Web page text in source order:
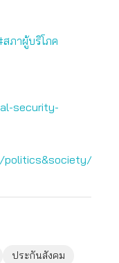
ภาผู้บริโภค
security-
ประกันสังคม